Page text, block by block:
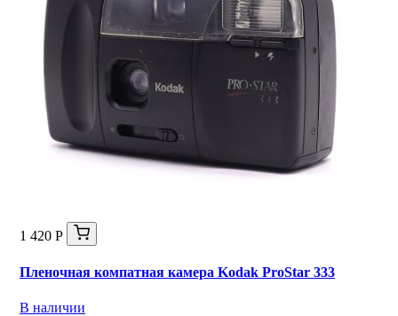
1 420 Р
Пленочная компатная камера Kodak ProStar 333
В наличии